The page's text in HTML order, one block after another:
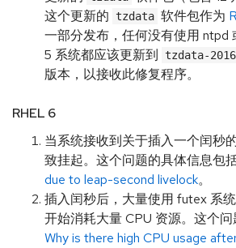
这个更新的
tzdata 软件包作为
一部分发布，任何没有使用 ntpd
5 系统都应该更新到
tzdata-
版本，以接收此修复程序。
RHEL 6
当系统接收到关于插入一个闰秒
致挂起。这个问题的具体信息包
due to leap-second livelock。
插入闰秒后，大量使用 futex 系
开始消耗大量 CPU 资源。这个
Why is there high CPU usage